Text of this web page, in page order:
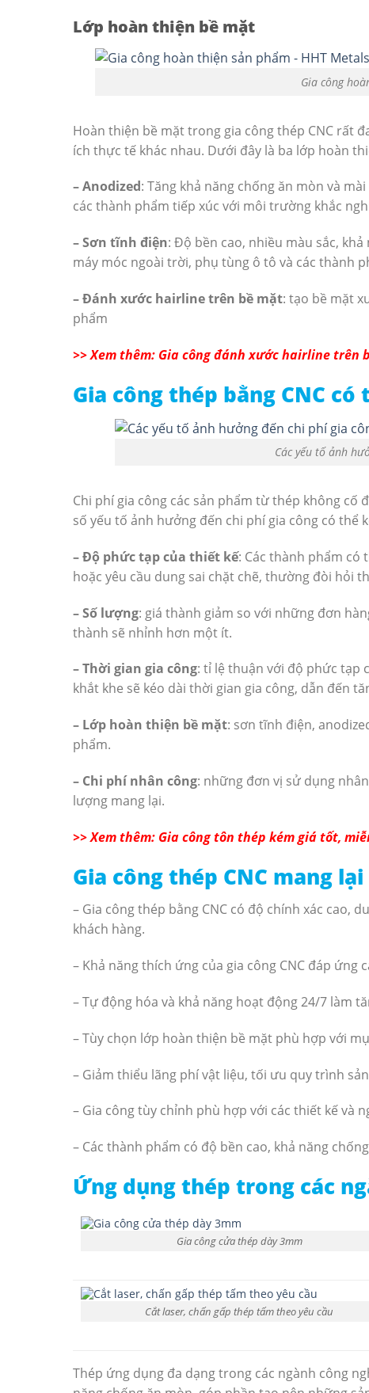
Lớp hoàn thiện bề mặt
Gia công
Hoàn thiện bề mặt trong gia công thép CNC rất
ích thực tế khác nhau. Dưới đây là ba lớp hoàn
– Anodized: Tăng khả năng chống ăn mòn và
các thành phẩm tiếp xúc với môi trường khắc
– Sơn tĩnh điện: Độ bền cao, nhiều màu sắc,
máy móc ngoài trời, phụ tùng ô tô và các thành
– Đánh xước hairline trên bề mặt: tạo bề mặt
phẩm
>> Xem thêm: Gia công đánh xước hairline trên
Gia công thép bằng CNC
Các yếu tố ảnh
Chi phí gia công các sản phẩm từ thép không
số yếu tố ảnh hưởng đến chi phí gia công có thể
– Độ phức tạp của thiết kế: Các thành phẩm có
hoặc yêu cầu dung sai chặt chẽ, thường đòi hỏi
– Số lượng: giá thành giảm so với những đơn
thành sẽ nhỉnh hơn một ít.
– Thời gian gia công: tỉ lệ thuận với độ phức tạp
khắt khe sẽ kéo dài thời gian gia công, dẫn đến
– Lớp hoàn thiện bề mặt: sơn tĩnh điện,
phẩm.
– Chi phí nhân công: những đơn vị sử dụng
lượng mang lại.
>> Xem thêm: Gia công tôn thép kém giá tốt,
Gia công thép CNC mang
– Gia công thép bằng CNC có độ chính xác cao,
khách hàng.
– Khả năng thích ứng của gia công CNC đáp
– Tự động hóa và khả năng hoạt động 24/7 làm
– Tùy chọn lớp hoàn thiện bề mặt phù hợp với
– Giảm thiểu lãng phí vật liệu, tối ưu quy trình
– Gia công tùy chỉnh phù hợp với các thiết kế và
– Các thành phẩm có độ bền cao, khả năng
Ứng dụng thép trong các
Gia công cửa thép dày 3mm
Cắt laser, chấn gấp thép tấm theo yêu cầu
Thép ứng dụng đa dạng trong các ngành công